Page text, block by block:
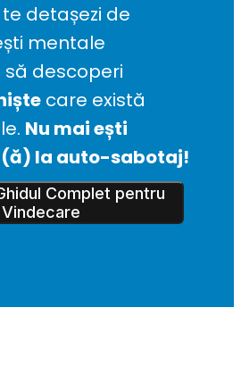
detașezi de
mentale
care există
Nu mai ești
la auto-sabotaj!
Complet pentru
Vindecare